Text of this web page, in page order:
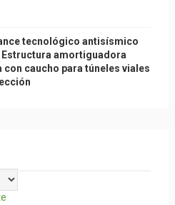
tecnológico antisísmico
Estructura amortiguadora
con caucho para túneles viales